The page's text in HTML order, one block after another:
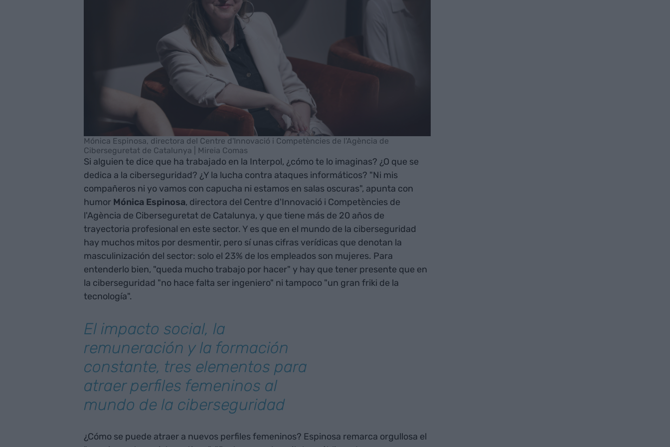
Mónica Espinosa, directora del Centre d'Innovació i Competències de l'Agència de
Ciberseguretat de Catalunya | Mireia Comas
Si alguien te dice que ha trabajado en la Interpol, ¿cómo te lo imaginas? ¿O que se
dedica a la ciberseguridad? ¿Y la lucha contra ataques informáticos? "Ni mis
compañeros ni yo vamos con capucha ni estamos en salas oscuras", apunta con
humor Mónica Espinosa, directora del Centre d'Innovació i Competències de
l'Agència de Ciberseguretat de Catalunya, y que tiene más de 20 años de
trayectoria profesional en este sector. Y es que en el mundo de la ciberseguridad
hay muchos mitos por desmentir, pero sí unas cifras verídicas que denotan la
masculinización del sector: solo el 23% de los empleados son mujeres. Para
entenderlo bien, "queda mucho trabajo por hacer" y hay que tener presente que en
la ciberseguridad "no hace falta ser ingeniero" ni tampoco "un gran friki de la
tecnología".
El impacto social, la
remuneración y la formación
constante, tres elementos para
atraer perfiles femeninos al
mundo de la ciberseguridad
¿Cómo se puede atraer a nuevos perfiles femeninos? Espinosa remarca orgullosa el